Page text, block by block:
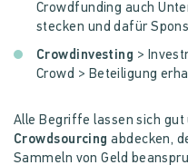
Crowdfunding auch
stecken und dafür
Crowdinvesting >
Crowd > Beteiligung
Alle Begriffe lassen sich
Crowdsourcing abdecken,
Sammeln von Geld